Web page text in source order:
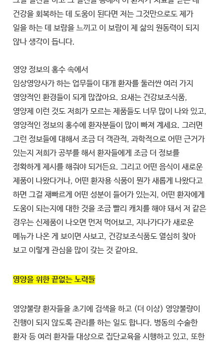
건강을 회복하는 데 도움이 된다면 저는 그것만으로도 제가
일을 하는 데 보람을 느끼고 이 보람이 제 삶의 원동력이 되지
않나 생각이 듭니다.
영양 정보의 홍수 속에서
임상영양사가 하는 업무들이 대개 환자를 둘러싼 여러 가지
영양적인 환경들이 되게 많잖아요. 요새는 건강보조식품,
영양제 이런 것도 저희가 모르는 제품들도 너무 많이 나와 있고,
영양적인 정보의 홍수에 환자분들이 많이 빠져 계세요. 그러면
그런 정보들에 대해서 조금 더 객관적, 과학적으로 어떤 근거가
있는지 저희가 공부를 해서 환자들에게 조금 더 정보를
정확하게 제시를 해줘야 되거든요. 그리고 어떤 음식이 새로운
제품이 나왔다거나, 어떤 환자용 식품이 뭔가 새롭게 나왔다고
하면 그걸 재빠르게 어떤 성분이 들어가 있는지, 어떤 환자에게
도움이 되는지에 대한 것을 조금 빨리 캐치를 해야 돼서 저 같은
경우는 신제품이 나오면 먼저 먹어보고, 지나가다가 새로운
메뉴가 나온 게 보이면 사보고, 건강보조식품도 열심히 찾아
보고 이렇게 관심을 많이 갖는 것 같아요.
영양을 위한 끝없는 노력들
영양불량 환자들을 초기에 검색을 하고 (더 이상) 영양불량이
진행이 되지 않도록 관리를 하는 일도 합니다. 병동의 수술한
환자 등 여러 환자들 대상으로 집단교육을 시행하고 있고, 또한